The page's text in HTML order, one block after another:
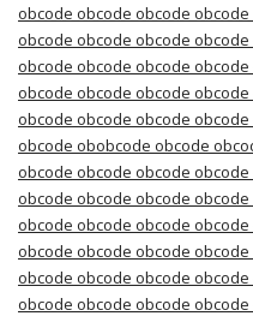
obcode obcode obcode
obcode obcode obcode
obcode obcode obcode
obcode obcode obcode
obcode obcode obcode
obcode obobcode obcode
obcode obcode obcode
obcode obcode obcode
obcode obcode obcode
obcode obcode obcode
obcode obcode obcode
obcode obcode obcode